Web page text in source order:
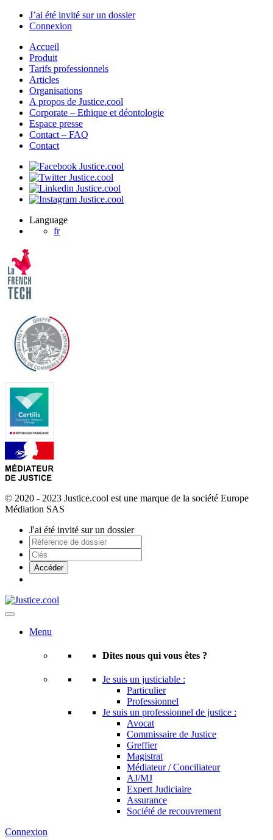
J’ai été invité sur un dossier
Connexion
Accueil
Produit
Tarifs professionnels
Articles
Organisations
A propos de Justice.cool
Corporate – Ethique et déontologie
Espace presse
Contact – FAQ
Contact
Language
fr
© 2020 - 2023 Justice.cool est une marque de la société Europe
Médiation SAS
J'ai été invité sur un dossier
Menu
Dites nous qui vous êtes ?
Je suis un justiciable :
Particulier
Professionnel
Je suis un professionnel de justice :
Avocat
Commissaire de Justice
Greffier
Magistrat
Médiateur / Conciliateur
AJ/MJ
Expert Judiciaire
Assurance
Société de recouvrement
Connexion